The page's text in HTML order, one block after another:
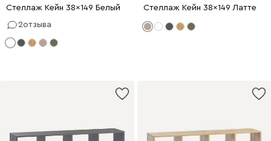
Стеллаж Кейн 38x149 Белый
2отзыва
Стеллаж Кейн 38x149 Латте